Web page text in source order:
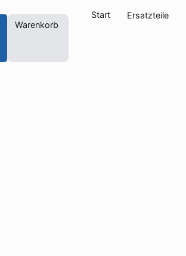
Warenkorb
Start Ersatzteile